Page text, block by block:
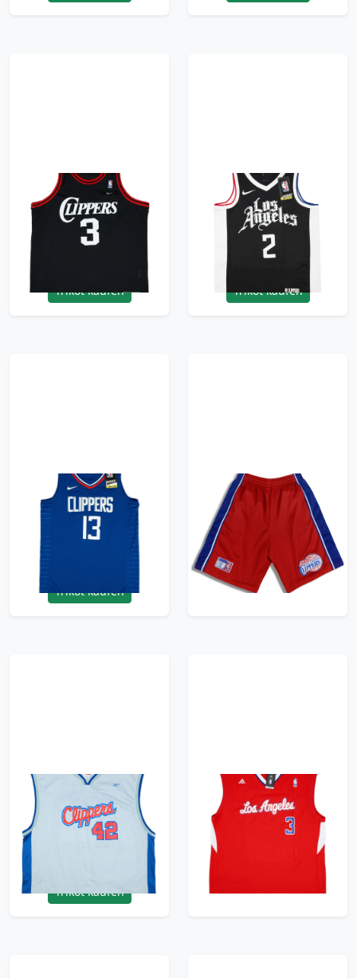
1983 LA Clippers
Richardson #3 Nike
Rewind Swingman
Jersey (Excellent) XXL
Trikot kaufen
2020-21 LA Clippers
Leonard #2 Nike
Swingman Alternate
Jersey (S)
95.99£ · ca. €113
Trikot kaufen
2019-23 LA Clippers
George #13 Nike
Swingman Away
Jersey (M)
95.99£ · ca. €113
Trikot kaufen
2000s Authentic LA
Clippers Champion
Shorts (Away) L
95.99£ · ca. €113
Trikot kaufen
2002-06 LA Clippers
Brand #42 Reebok
Alternate Jersey - 8/10
- (3XL)
Trikot kaufen
2011-14 LA Clippers
Paul #3 adidas Away
Jersey (XL)